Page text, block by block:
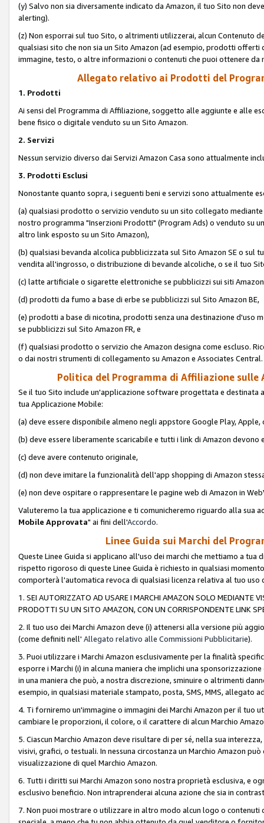
(y) Salvo non sia diversamente indicato da Amazon, il tuo Sito non
alerting).
(z) Non esporrai sul tuo Sito, o altrimenti utilizzerai, alcun Contenuto
qualsiasi sito che non sia un Sito Amazon (ad esempio, prodotti
immagine, testo, o altre informazioni o contenuti che puoi ottenere da
Allegato relativo ai Prodotti del
1. Prodotti
Ai sensi del Programma di Affiliazione, soggetto alle aggiunte e alle
bene fisico o digitale venduto su un Sito Amazon.
2. Servizi
Nessun servizio diverso dai Servizi Amazon Casa sono attualmente
3. Prodotti Esclusi
Nonostante quanto sopra, i seguenti beni e servizi sono attualmente
(a) qualsiasi prodotto o servizio venduto su un sito collegato
nostro programma "Inserzioni Prodotti" (Program Ads) o venduto su
altro link esposto su un Sito Amazon),
(b) qualsiasi bevanda alcolica pubblicizzata sul Sito Amazon SE o sul
vendita all'ingrosso, o distribuzione di bevande alcoliche, o se il tuo
(c) latte artificiale o sigarette elettroniche se pubblicizzi sui siti Amazon
(d) prodotti da fumo a base di erbe se pubblicizzi sul Sito Amazon BE,
(e) prodotti a base di nicotina, prodotti senza una destinazione d'uso
se pubblicizzi sul Sito Amazon FR, e
(f) qualsiasi prodotto o servizio che Amazon designa come escluso.
o dai nostri strumenti di collegamento su Amazon e Associates Central.
Politica del Programma di Affiliazione
Se il tuo Sito include un'applicazione software progettata e
tua Applicazione Mobile:
(a) deve essere disponibile almeno negli appstore Google Play, Apple,
(b) deve essere liberamente scaricabile e tutti i link di Amazon devono
(c) deve avere contenuto originale,
(d) non deve imitare la funzionalità dell'app shopping di Amazon
(e) non deve ospitare o rappresentare le pagine web di Amazon in
Valuteremo la tua applicazione e ti comunicheremo riguardo alla sua
Mobile Approvata" ai fini dell'Accordo.
Linee Guida sui Marchi del
Queste Linee Guida si applicano all'uso dei marchi che mettiamo a
rispetto rigoroso di queste Linee Guida è richiesto in qualsiasi
comporterà l'automatica revoca di qualsiasi licenza relativa al tuo uso
1. SEI AUTORIZZATO AD USARE I MARCHI AMAZON SOLO MEDIANTE
PRODOTTI SU UN SITO AMAZON, CON UN CORRISPONDENTE LINK
2. Il tuo uso dei Marchi Amazon deve (i) attenersi alla versione più
(come definiti nell' Allegato relativo alle Commissioni Pubblicitarie).
3. Puoi utilizzare i Marchi Amazon esclusivamente per la finalità
esporre i Marchi (i) in alcuna maniera che implichi una
in una maniera che può, a nostra discrezione, sminuire o altrimenti
esempio, in qualsiasi materiale stampato, posta, SMS, MMS,
4. Ti forniremo un'immagine o immagini dei Marchi Amazon per il tuo
cambiare le proporzioni, il colore, o il carattere di alcun Marchio
5. Ciascun Marchio Amazon deve risultare di per sé, nella sua
visivi, grafici, o testuali. In nessuna circostanza un Marchio Amazon
visualizzazione di quel Marchio Amazon.
6. Tutti i diritti sui Marchi Amazon sono nostra proprietà esclusiva, e
esclusivo beneficio. Non intraprenderai alcuna azione che sia in
7. Non puoi mostrare o utilizzare in altro modo alcun logo o